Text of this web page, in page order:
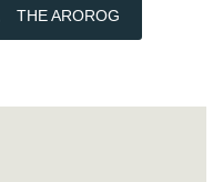
THE AROROG